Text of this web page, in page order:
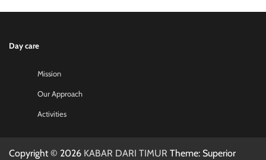
Day care
Mission
Our Approach
Activities
Copyright © 2026 KABAR DARI TIMUR Theme: Superior